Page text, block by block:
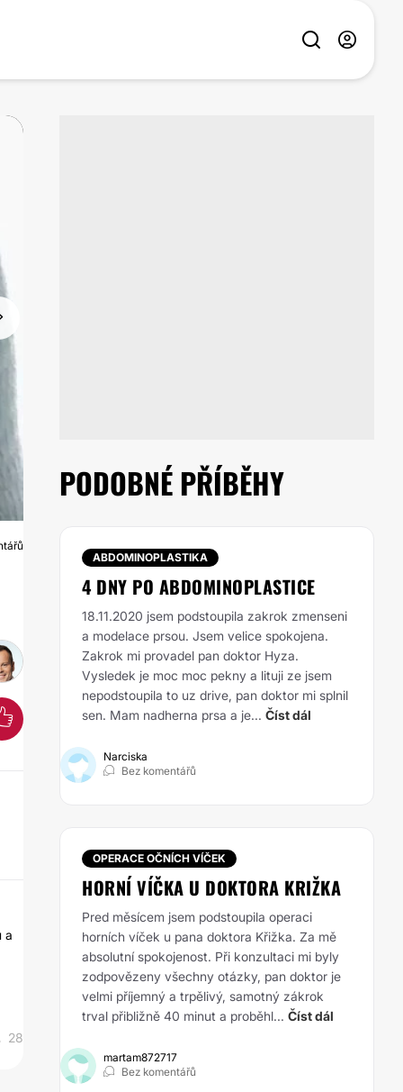
a
28
PODOBNÉ PŘÍBĚHY
ABDOMINOPLASTIKA
4 DNY PO ABDOMINOPLASTICE
18.11.2020 jsem podstoupila zakrok zmenseni
a modelace prsou. Jsem velice spokojena.
Zakrok mi provadel pan doktor Hyza.
Vysledek je moc moc pekny a lituji ze jsem
nepodstoupila to uz drive, pan doktor mi splnil
sen. Mam nadherna prsa a je... Číst dál
Narciska
Bez komentářů
OPERACE OČNÍCH VÍČEK
HORNÍ VÍČKA U DOKTORA KRIŽKA
Pred měsícem jsem podstoupila operaci
horních víček u pana doktora Křižka. Za mě
absolutní spokojenost. Při konzultaci mi byly
zodpovězeny všechny otázky, pan doktor je
velmi příjemný a trpělivý, samotný zákrok
trval přibližně 40 minut a proběhl... Číst dál
martam872717
Bez komentářů